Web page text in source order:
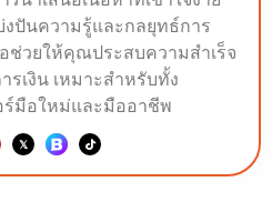
ปันความรู้และกลยุทธ์การ
อช่วยให้คุณประสบความสำเร็จ
รเงิน เหมาะสำหรับทั้ง
ร์มือใหม่และมืออาชีพ